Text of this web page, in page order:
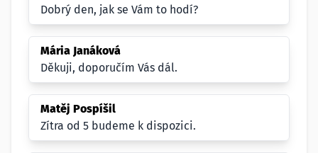
Dobrý den, jak se Vám to hodí?
Mária Janáková
Děkuji, doporučím Vás dál.
Matěj Pospíšil
Zítra od 5 budeme k dispozici.